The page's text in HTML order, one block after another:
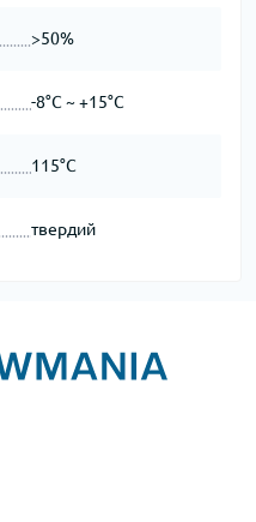
>50%
-8°C ~ +15°C
115°C
твердий